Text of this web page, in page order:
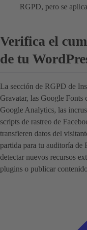
RGPD, pero se
Verifica el
de tu
La sección de RGPD de
Gravatar, las Google Fonts
Google Analytics, las
scripts de rastreo de
transfieren datos del
partida para tu auditoría de
detectar nuevos recursos
plugins o publicar